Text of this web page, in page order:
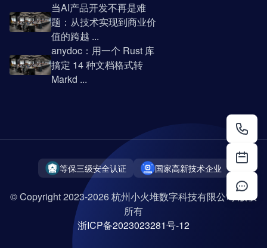
当AI产品开发不再是难
题：从技术实现到商业价
值的跨越 ...
anydoc：用一个 Rust 库
搞定 14 种文档格式转
Markd ...
等保三级安全认证 国家高新技术企业
© Copyright 2023-2026 杭州小火堆数字科技有限公司 版权
所有
浙ICP备2023023281号-12